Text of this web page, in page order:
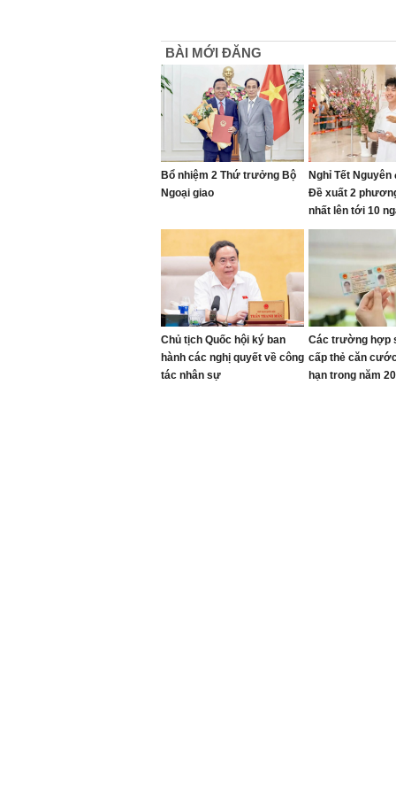
BÀI MỚI ĐĂNG
Bổ nhiệm 2 Thứ trưởng Bộ
Ngoại giao
Nghỉ Tết Nguyên
Đề xuất 2
nhất lên tới 10
Chủ tịch Quốc hội ký ban
hành các nghị quyết về công
tác nhân sự
Các trường hợp
cấp thẻ căn
hạn trong năm